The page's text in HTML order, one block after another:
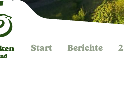
Start Berichte